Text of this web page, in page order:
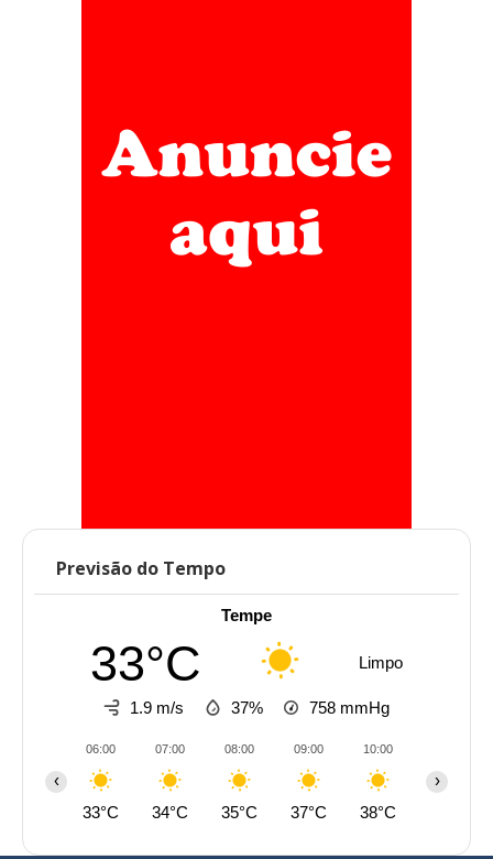
Previsão do Tempo
Tempe
33°C Limpo
1.9 m/s 37% 758 mmHg
06:00
33°C
07:00
34°C
08:00
35°C
09:00
37°C
10:00
38°C
‹ ›